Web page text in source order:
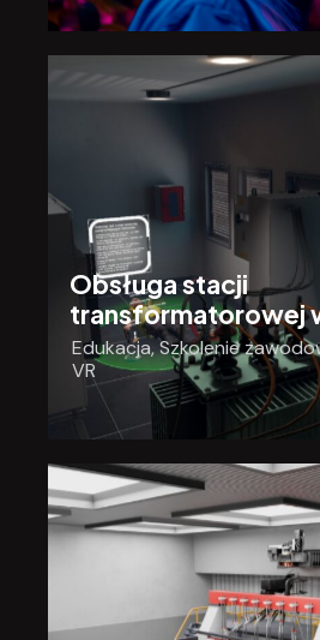
Obsługa stacji
transformatorowej
Edukacja,Szkolenie
VR